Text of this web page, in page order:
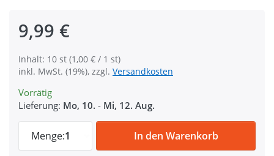
9,99 €
Inhalt: 10 st (1,00 € / 1 st)
inkl. MwSt. (19%), zzgl. Versandkosten
Vorrätig
Lieferung: Mo, 10. - Mi, 12. Aug.
Menge:1
Jacken Reißverschluss teilbar - 60cm
In den Warenkorb